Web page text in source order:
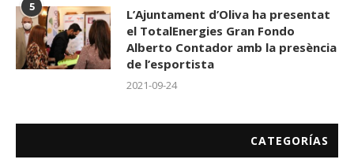
5
L’Ajuntament d’Oliva ha presentat
el TotalEnergies Gran Fondo
Alberto Contador amb la presència
de l’esportista
2021-09-24
CATEGORÍAS